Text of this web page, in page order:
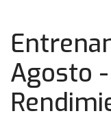
Agosto